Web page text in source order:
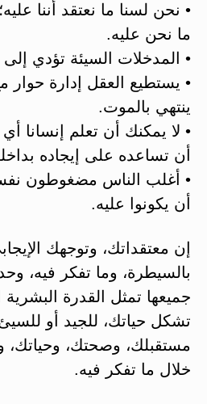
• نحن لسنا ما نعتقد أننا
ما نحن عليه.
• المدخلات السيئة تؤدي إلى
• يستطيع العقل إدارة
ينتهي بالموت.
• لا يمكنك أن تعلم إنسانا
أن تساعده على إيجاده
• أغلب الناس مضغوطون
أن يكونوا عليه.
إن معتقداتك، وتوجهك
بالسيطرة، وما تفكر فيه،
جميعها تمثل القدرة البشرية
تشكل حياتك، للجيد أو
مستقبلك، وصحتك،
خلال ما تفكر فيه.